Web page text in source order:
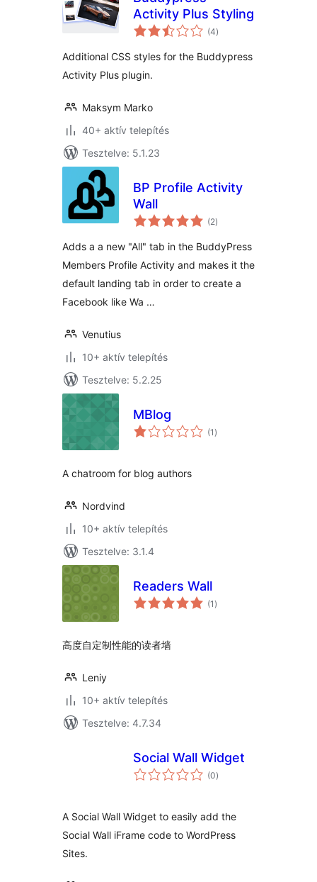
Activity Plus Styling
(4értékelés
összesen
)
Additional CSS styles for the Buddypress
Activity Plus plugin.
Maksym Marko
40+ aktív telepítés
Tesztelve: 5.1.23
BP Profile Activity
Wall
(2értékelés
összesen
)
Adds a a new "All" tab in the BuddyPress
Members Profile Activity and makes it the
default landing tab in order to create a
Facebook like Wa …
Venutius
10+ aktív telepítés
Tesztelve: 5.2.25
MBlog
(1 értékelés
összesen
)
A chatroom for blog authors
Nordvind
10+ aktív telepítés
Tesztelve: 3.1.4
Readers Wall
(1 értékelés
összesen
)
高度自定制性能的读者墙
Leniy
10+ aktív telepítés
Tesztelve: 4.7.34
Social Wall Widget
(0értékelés
összesen
)
A Social Wall Widget to easily add the
Social Wall iFrame code to WordPress
Sites.